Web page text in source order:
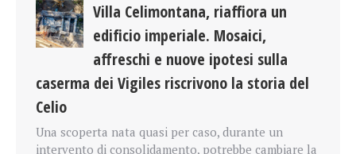
Villa Celimontana, riaffiora un
edificio imperiale. Mosaici,
affreschi e nuove ipotesi sulla
caserma dei Vigiles riscrivono la storia del
Celio
Una scoperta nata quasi per caso, durante un
intervento di consolidamento, potrebbe cambiare la